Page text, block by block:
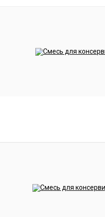
она не